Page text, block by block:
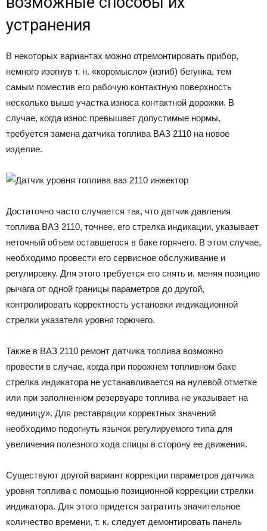
устранения
В некоторых вариантах можно отремонтировать прибор,
немного изогнув т. н. «коромысло» (изгиб) бегунка, тем
самым поместив его рабочую контактную поверхность
несколько выше участка износа контактной дорожки. В
случае, когда износ превышает допустимые нормы,
требуется замена датчика топлива ВАЗ 2110 на новое
изделие.
Достаточно часто случается так, что датчик давления
топлива ВАЗ 2110, точнее, его стрелка индикации, указывает
неточный объем оставшегося в баке горячего. В этом случае,
необходимо провести его сервисное обслуживание и
регулировку. Для этого требуется его снять и, меняя позицию
рычага от одной границы параметров до другой,
контролировать корректность установки индикационной
стрелки указателя уровня горючего.
Также в ВАЗ 2110 ремонт датчика топлива возможно
провести в случае, когда при порожнем топливном баке
стрелка индикатора не устанавливается на нулевой отметке
или при заполненном резервуаре топлива не указывает на
«единицу». Для реставрации корректных значений
необходимо подогнуть язычок регулируемого типа для
увеличения полезного хода спицы в сторону ее движения.
Существуют другой вариант коррекции параметров датчика
уровня топлива с помощью позиционной коррекции стрелки
индикатора. Для этого придется затратить значительное
количество времени, т. к. следует демонтировать панель